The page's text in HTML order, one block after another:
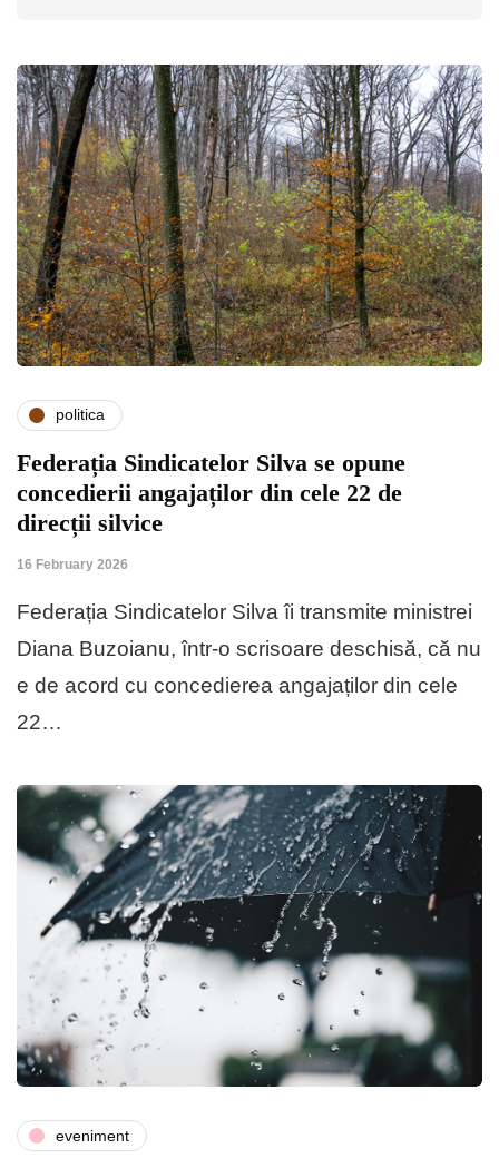
politica
Federația Sindicatelor Silva se opune
concedierii angajaților din cele 22 de
direcții silvice
16 February 2026
Federația Sindicatelor Silva îi transmite ministrei
Diana Buzoianu, într-o scrisoare deschisă, că nu
e de acord cu concedierea angajaților din cele
22…
eveniment